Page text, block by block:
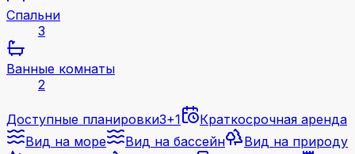
Спальни
3
Ванные комнаты
2
Доступные планировки3+1
Краткосрочная аренда
Вид на море
Вид на бассейн
Вид на природу